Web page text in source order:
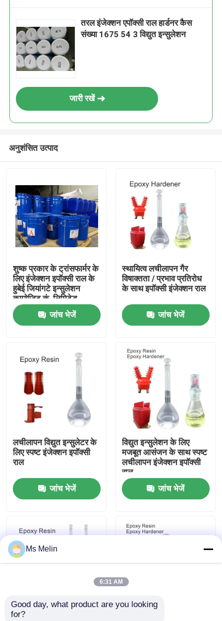
उत्पाद
हमारे बारे में
गुणवत्ता नियंत्रण
हमसे संपर्क करें
सभी मामलों
कमरे का तापमान इलाज एपॉक्सी राल
तरल इंजेक्शन एपॉक्सी राल हार्डनर कैस
संख्या 1675 54 3 विद्युत इन्सुलेशन
जारी रखें
अनुशंसित उत्पाद
शुष्क प्रकार के ट्रांसफार्मर के
लिए इंजेक्शन इपॉक्सी राल के
हुबेई जियांगटे इन्सुलेशन
कम्पोजिट कं, लिमिटेड
जांच भेजें
स्थायित्व लचीलापन गैर
विषाक्तता / प्रभाव प्रतिरोध
के साथ इपॉक्सी इंजेक्शन राल
जांच भेजें
लचीलापन विद्युत इन्सुलेटर के
लिए स्पष्ट इंजेक्शन इपॉक्सी
राल
जांच भेजें
विद्युत इन्सुलेशन के लिए
मजबूत आसंजन के साथ स्पष्ट
लचीलापन इंजेक्शन इपॉक्सी
राल
जांच भेजें
अघुलनशील गैर विषैले स्पष्ट
Ms Melin
6:31 AM
Good day, what product are you looking
for?